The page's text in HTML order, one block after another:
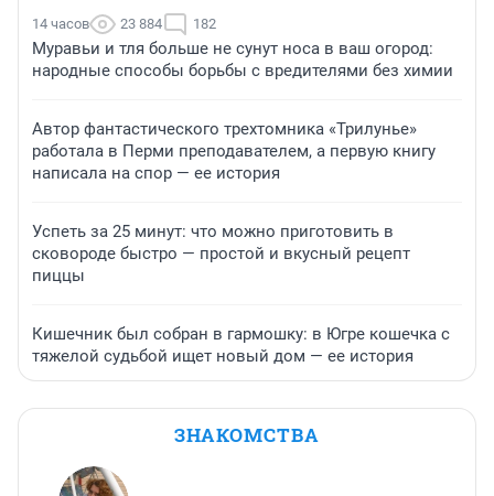
14 часов 23 884 182
Муравьи и тля больше не сунут носа в ваш огород:
народные способы борьбы с вредителями без химии
Автор фантастического трехтомника «Трилунье»
работала в Перми преподавателем, а первую книгу
написала на спор — ее история
Успеть за 25 минут: что можно приготовить в
сковороде быстро — простой и вкусный рецепт
пиццы
Кишечник был собран в гармошку: в Югре кошечка с
тяжелой судьбой ищет новый дом — ее история
ЗНАКОМСТВА